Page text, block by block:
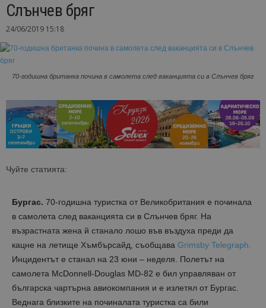
Слънчев бряг
24/06/2019 15:18
70-годишна британка почина в самолета след ваканцията си в Слънчев бряг
Чуйте статията:
Бургас. 70-годишна туристка от Великобритания е починала
в самолета след ваканцията си в Слънчев бряг. На
възрастната жена й станало лошо във въздуха преди да
кацне на летище Хъмбърсайд, съобщава Grimsby Telegraph.
Инцидентът е станал на 23 юни – неделя. Полетът на
самолета McDonnell-Douglas MD-82 е бил управляван от
българска чартърна авиокомпания и е излетял от Бургас.
Веднага близките на починалата туристка са били